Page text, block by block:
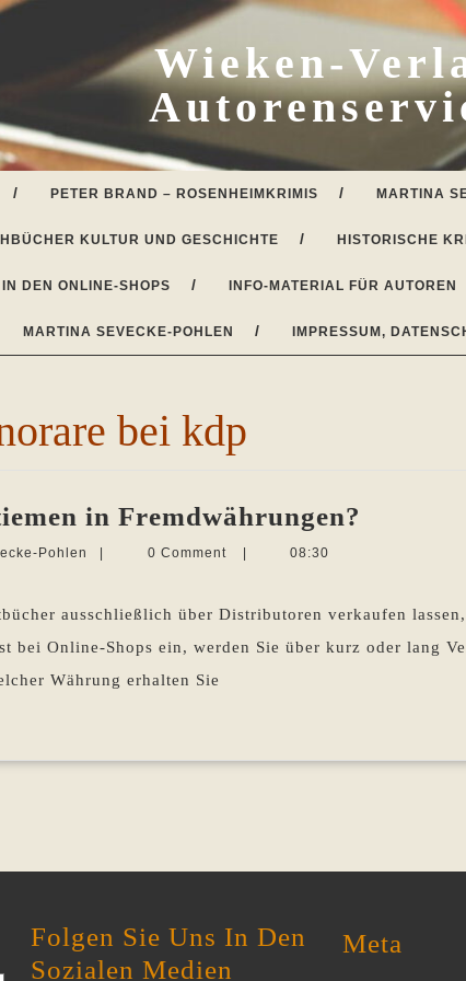
Wieken-
PETER BRAND – ROSENHEIMKRIMIS MARTINA
KULTUR UND GESCHICHTE HISTORISCHE
DEN ONLINE-SHOPS INFO-MATERIAL FÜR AUTOREN
MARTINA SEVECKE-POHLEN IMPRESSUM,
bei kdp
in Fremdwährungen?
in
Pohlen
Martina
0 Comment 08:30
ausschließlich über Distributoren verkaufen
bei Online-Shops ein, werden Sie über kurz oder lang
Währung erhalten Sie
Folgen Sie Uns In Den
Sozialen Medien
Meta